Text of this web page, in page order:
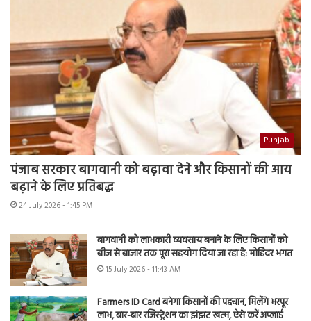
Punjab
पंजाब सरकार बागवानी को बढ़ावा देने और किसानों की आय
बढ़ाने के लिए प्रतिबद्ध
24 July 2026 - 1:45 PM
बागवानी को लाभकारी व्यवसाय बनाने के लिए किसानों को
बीज से बाजार तक पूरा सहयोग दिया जा रहा है: मोहिंदर भगत
15 July 2026 - 11:43 AM
Farmers ID Card बनेगा किसानों की पहचान, मिलेंगे भरपूर
लाभ, बार-बार रजिस्ट्रेशन का झंझट खत्म, ऐसे करें अप्लाई